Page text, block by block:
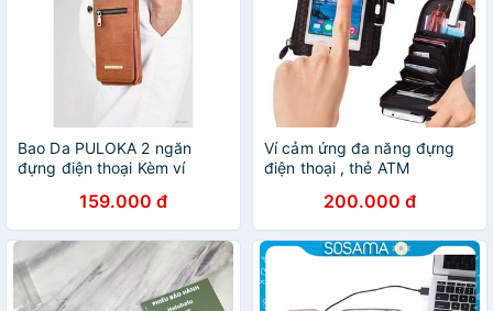
Bao Da PULOKA 2 ngăn
đựng điện thoại Kèm ví
159.000 đ
Ví cảm ứng đa năng đựng
điện thoại , thẻ ATM
200.000 đ